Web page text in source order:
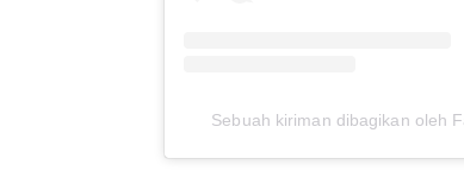
Sebuah kiriman dibagikan oleh